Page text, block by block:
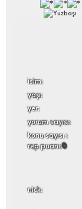
i̇sim:
yaşı:
yer:
yorum sayısı:
konu sayısı :
rep puanı:0
nick: